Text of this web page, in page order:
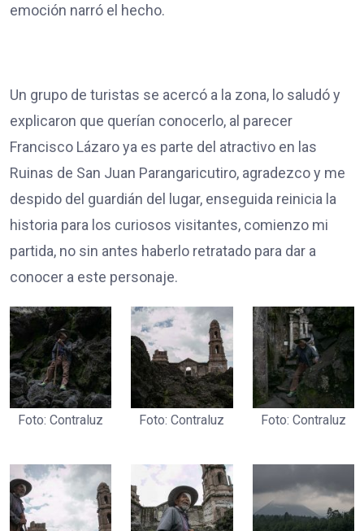
emoción narró el hecho.
Un grupo de turistas se acercó a la zona, lo saludó y
explicaron que querían conocerlo, al parecer
Francisco Lázaro ya es parte del atractivo en las
Ruinas de San Juan Parangaricutiro, agradezco y me
despido del guardián del lugar, enseguida reinicia la
historia para los curiosos visitantes, comienzo mi
partida, no sin antes haberlo retratado para dar a
conocer a este personaje.
Foto: Contraluz Foto: Contraluz Foto: Contraluz